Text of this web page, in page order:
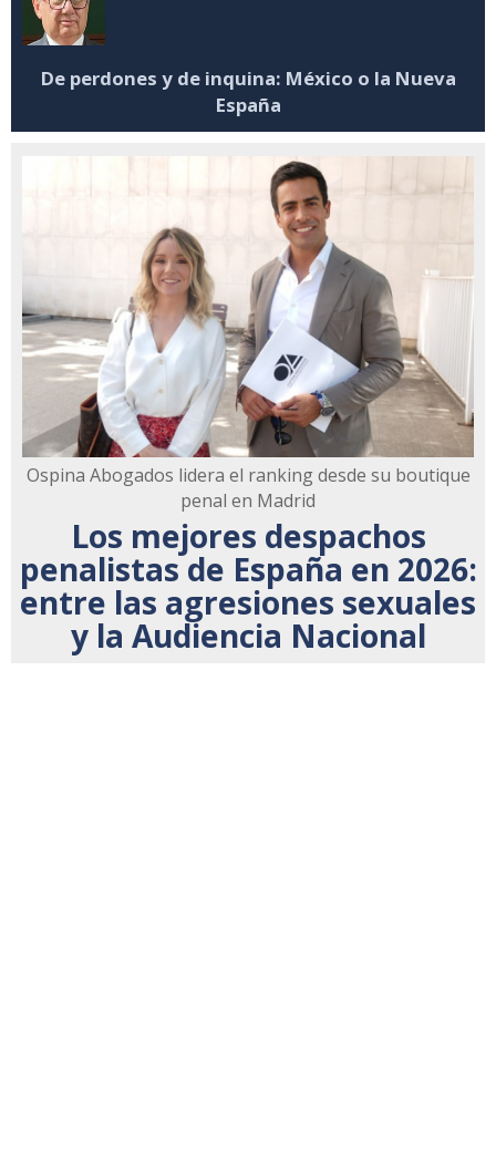
De perdones y de inquina: México o la Nueva
España
Ospina Abogados lidera el ranking desde su boutique
penal en Madrid
Los mejores despachos
penalistas de España en 2026:
entre las agresiones sexuales
y la Audiencia Nacional